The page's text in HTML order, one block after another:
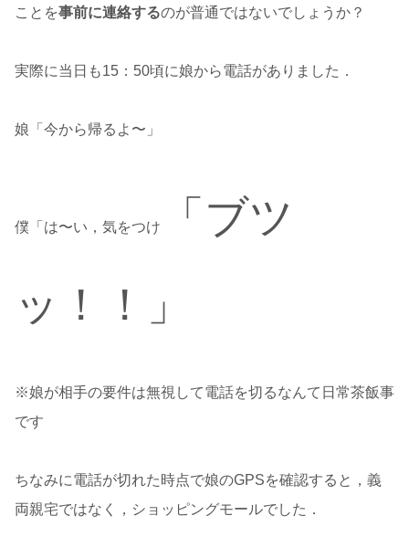
ことを事前に連絡するのが普通ではないでしょうか？
実際に当日も15：50頃に娘から電話がありました．
娘「今から帰るよ〜」
僕「は〜い，気をつけ
「ブツ
ッ ！！ 」
※娘が相手の要件は無視して電話を切るなんて日常茶飯事
です
ちなみに電話が切れた時点で娘のGPSを確認すると，義
両親宅ではなく，ショッピングモールでした．